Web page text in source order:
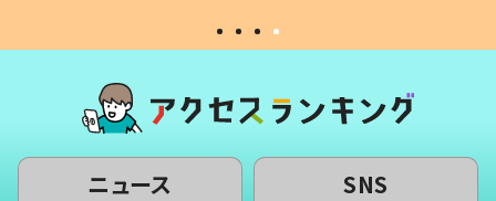
ニュース SNS